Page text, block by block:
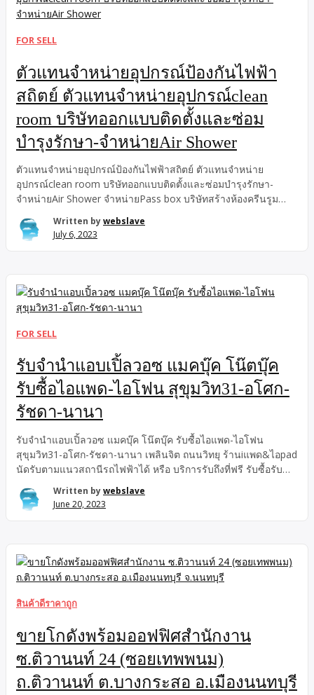
FOR SELL
ตัวแทนจำหน่ายอุปกรณ์ป้องกันไฟฟ้า
สถิตย์ ตัวแทนจำหน่ายอุปกรณ์clean
room บริษัทออกแบบติดตั้งและซ่อม
บำรุงรักษา-จำหน่ายAir Shower
ตัวแทนจำหน่ายอุปกรณ์ป้องกันไฟฟ้าสถิตย์ ตัวแทนจำหน่าย
อุปกรณ์clean room บริษัทออกแบบติดตั้งและซ่อมบำรุงรักษา-
จำหน่ายAir Shower จำหน่ายPass box บริษัทสร้างห้องครีนรูม
Written bywebslave
July 6, 2023
FOR SELL
รับจำนำแอบเปิ้ลวอซ แมคบุ๊ค โน๊ตบุ๊ค
รับซื้อไอแพด-ไอโฟน สุขุมวิท31-อโศก-
รัชดา-นานา
รับจำนำแอบเปิ้ลวอซ แมคบุ๊ค โน๊ตบุ๊ค รับซื้อไอแพด-ไอโฟน
สุขุมวิท31-อโศก-รัชดา-นานา เพลินจิต ถนนวิทยุ ร้านiแพด&ไอpad
นัดรับตามแนวสถานีรถไฟฟ้าได้ หรือ บริการรับถึงที่ฟรี รับซื้อรับ
คบุ๊ค โน๊ตบุ๊ค รับซื้อไอแพด-ไอโฟน สุขุมวิท31-อโศก-รัชดา-นานา
เพลินจิต ถนนวิทยุ ร้านiแพด&ไอpad นัดรับตามแนวสถานีรถไฟฟ้า
รถไฟฟ้า ได้ สามารถนัดรับตามแนวสถานีรถไฟฟ้าได้ หรือบริการ
รับถึงที่ฟรี!! ปลอดภัยติดตามการการส่งได้เรียลไทม์ สนใจฝากทัก
line ส่งขอมูล เพื่อประเมินราคา @933joowf ตอบไวที่สุด รับซื้อรับ
จำนำ ไอแพด ไอโฟน แอบเปิ้ลวอซ แม็คบุ็ค รับซื้อ-จำนำ โทรศัพท์
Written bywebslave
June 20, 2023
สินค้าดีราคาถูก
ขายโกดังพร้อมออฟฟิศสำนักงาน
ซ.ติวานนท์ 24 (ซอยเทพพนม)
ถ.ติวานนท์ ต.บางกระสอ อ.เมืองนนทบุรี